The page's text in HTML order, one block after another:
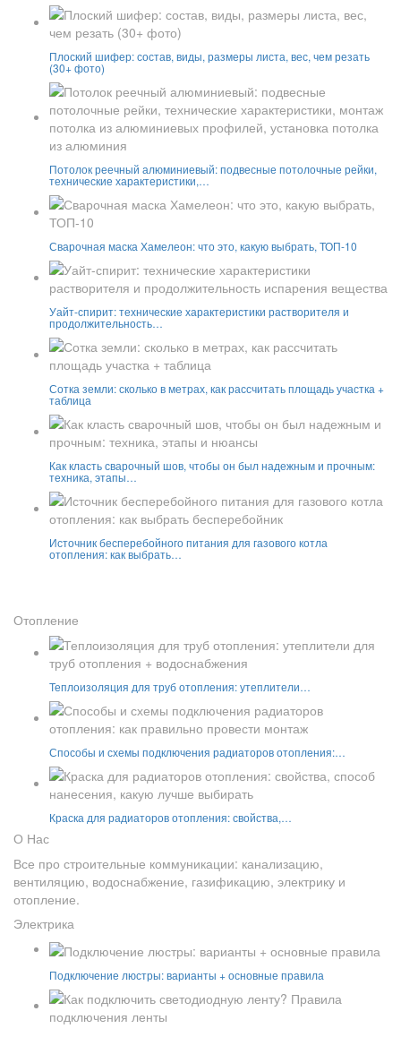
Плоский шифер: состав, виды, размеры листа, вес, чем резать
(30+ фото)
Потолок реечный алюминиевый: подвесные потолочные рейки,
технические характеристики,…
Сварочная маска Хамелеон: что это, какую выбрать, ТОП-10
Уайт-спирит: технические характеристики растворителя и
продолжительность…
Сотка земли: сколько в метрах, как рассчитать площадь участка +
таблица
Как класть сварочный шов, чтобы он был надежным и прочным:
техника, этапы…
Источник бесперебойного питания для газового котла
отопления: как выбрать…
Отопление
Теплоизоляция для труб отопления: утеплители…
Способы и схемы подключения радиаторов отопления:…
Краска для радиаторов отопления: свойства,…
О Нас
Все про строительные коммуникации: канализацию,
вентиляцию, водоснабжение, газификацию, электрику и
отопление.
Электрика
Подключение люстры: варианты + основные правила